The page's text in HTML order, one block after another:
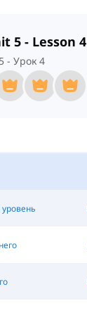
5 - Lesson 4
- Урок 4